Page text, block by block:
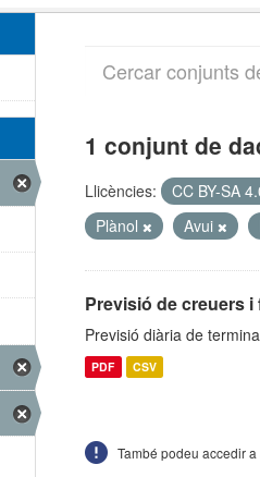
1 conjunt de
Llicències: CC BY-SA
Plànol
Avui
Previsió de creuers i
Previsió diària de
PDF CSV
També podeu accedir